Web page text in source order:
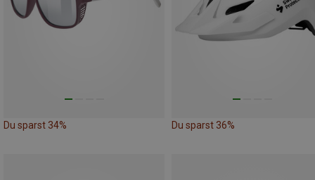
Du sparst 34% Du sparst 36%